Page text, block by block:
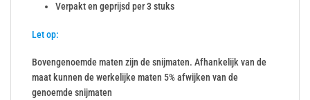
Verpakt en geprijsd per 3 stuks
Let op:
Bovengenoemde maten zijn de snijmaten. Afhankelijk van de
maat kunnen de werkelijke maten 5% afwijken van de
genoemde snijmaten